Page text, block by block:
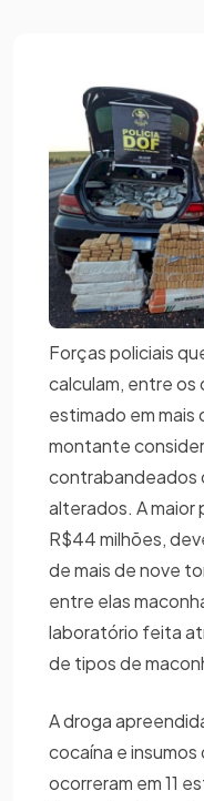
Forças policiais
calculam, entre os
estimado em mais
montante
contrabandeados
alterados. A maior
R$44 milhões,
de mais de nove
entre elas
laboratório feita
de tipos de
A droga
cocaína e
ocorreram em 11